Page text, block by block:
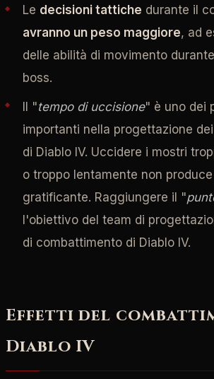
Le decisioni tattiche durante il
avranno un peso maggiore, ad
delle abilità di movimento
boss.
Il "tempo di uccisione" è uno dei
importanti nella progettazione
di Diablo IV. Uccidere i mostri
o troppo lentamente non
gratificante. Raggiungere il "
l'obiettivo del team di
di combattimento di Diablo IV.
Effetti del
Diablo IV